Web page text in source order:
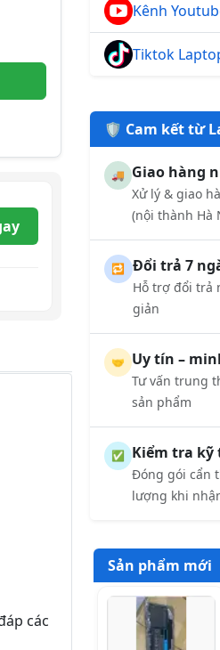
các
Kênh
Tiktok
🛡️ Cam kết từ
🚚 Giao hàng
Xử lý & giao
(nội thành Hà
🔁 Đổi trả 7
Hỗ trợ đổi trả
giản
🤝 Uy tín –
Tư vấn trung
sản phẩm
✅ Kiểm tra kỹ
Đóng gói cẩn
lượng khi
Sản phẩm mới